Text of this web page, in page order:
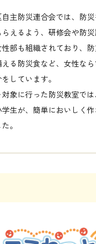
主防災連合会では、防
えるよう、研修会や防
性部も組織されており、
る防災食など、女性な
しています。
象に行った防災教室で
生が、簡単においしく
。